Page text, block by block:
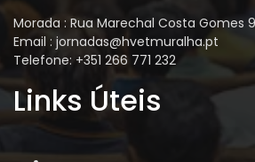
Morada : Rua Marechal Costa Gomes
Email : jornadas@hvetmuralha.pt
Telefone: +351 266 771 232
Links Úteis